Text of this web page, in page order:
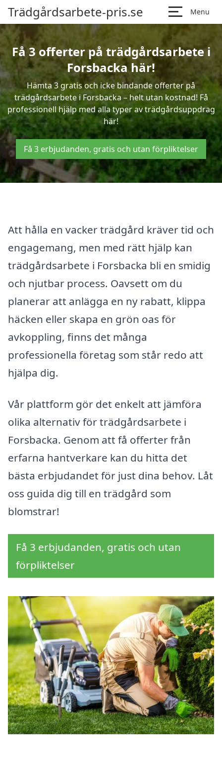
Trädgårdsarbete-pris.se Menu
Få 3 offerter på trädgårdsarbete i
Forsbacka här!
Hämta 3 gratis och icke bindande offerter på
trädgårdsarbete i Forsbacka – helt utan kostnad! Få
professionell hjälp med alla typer av trädgårdsuppdrag
här!
Få 3 erbjudanden, gratis och utan förpliktelser
Att hålla en vacker trädgård kräver tid och
engagemang, men med rätt hjälp kan
trädgårdsarbete i Forsbacka bli en smidig
och njutbar process. Oavsett om du
planerar att anlägga en ny rabatt, klippa
häcken eller skapa en grön oas för
avkoppling, finns det många
professionella företag som står redo att
hjälpa dig.
Vår plattform gör det enkelt att jämföra
olika alternativ för trädgårdsarbete i
Forsbacka. Genom att få offerter från
erfarna hantverkare kan du hitta det
bästa erbjudandet för just dina behov. Låt
oss guida dig till en trädgård som
blomstrar!
Få 3 erbjudanden, gratis och utan
förpliktelser